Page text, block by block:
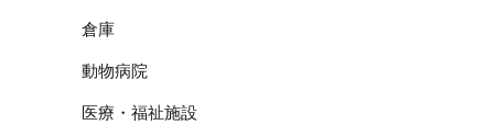
倉庫
動物病院
医療・福祉施設